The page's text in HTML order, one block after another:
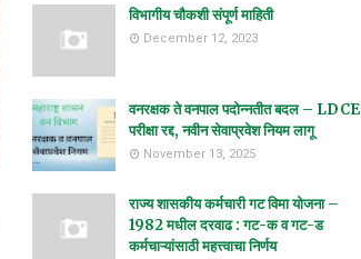
विभागीय चौकशी संपूर्ण माहिती
December 12, 2023
वनरक्षक ते वनपाल पदोन्नतीत बदल – LDCE
परीक्षा रद्द, नवीन सेवाप्रवेश नियम लागू
November 13, 2025
राज्य शासकीय कर्मचारी गट विमा योजना –
1982 मधील दरवाढ : गट-क व गट-ड
कर्मचाऱ्यांसाठी महत्त्वाचा निर्णय